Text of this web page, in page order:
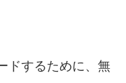
ドするために、無